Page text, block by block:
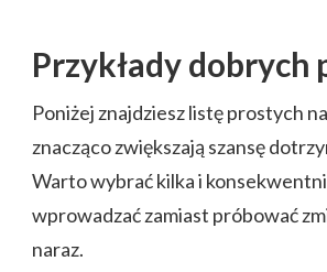
Przykłady dobrych
Poniżej znajdziesz listę prostych
znacząco zwiększają szansę
Warto wybrać kilka i
wprowadzać zamiast próbować
naraz.